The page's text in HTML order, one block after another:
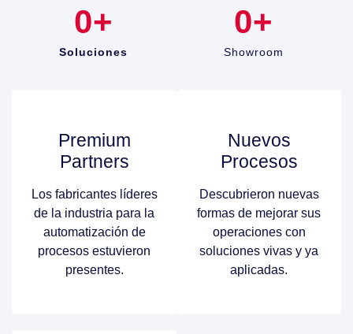
Premium
Partners
Los fabricantes líderes
de la industria para la
automatización de
procesos estuvieron
presentes.
Nuevos
Procesos
Descubrieron nuevas
formas de mejorar sus
operaciones con
soluciones vivas y ya
aplicadas.
Soluciones
0+
Showroom
0+